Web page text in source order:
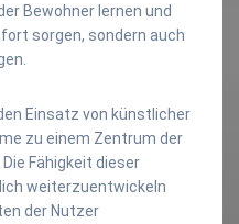
Bewohner lernen und
sorgen, sondern auch
Einsatz von künstlicher
zu einem Zentrum der
Fähigkeit dieser
weiterzuentwickeln
der Nutzer